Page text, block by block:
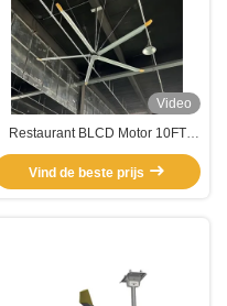
Video
Restaurant BLCD Motor 10FT
Grote plafondventilator
Luchtkoelventilator met 5 lemmen
CE-certificering inbegrepen
Vind de beste prijs